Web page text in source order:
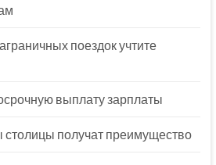
поездок учтите
выплату зарплаты
получат преимущество